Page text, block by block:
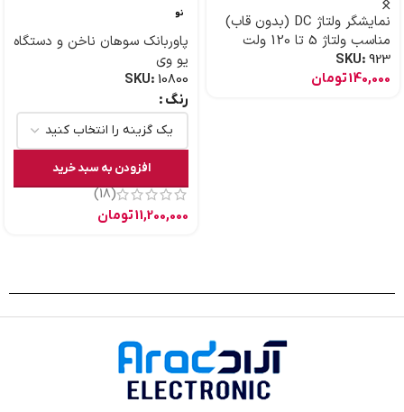
نمایشگر ولتاژ DC (بدون قاب)
مناسب ولتاژ 5 تا 120 ولت
SKU: 923
140,000تومان
نو
پاوربانک سوهان ناخن و دستگاه
یو وی
SKU: 10800
رنگ
افزودن به سبد خرید
(18)
11,200,000تومان